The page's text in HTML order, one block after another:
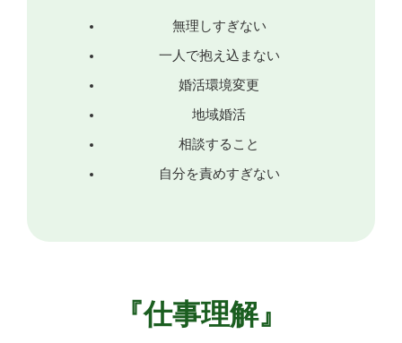
無理しすぎない
一人で抱え込まない
婚活環境変更
地域婚活
相談すること
自分を責めすぎない
『仕事理解』